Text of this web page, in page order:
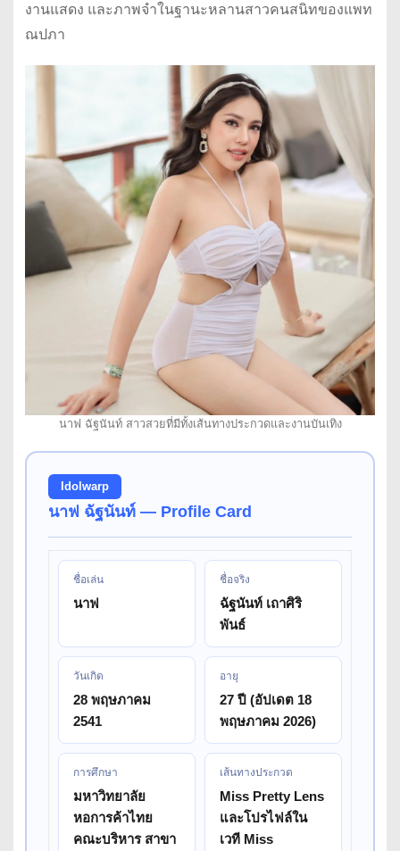
งานแสดง และภาพจำในฐานะหลานสาวคนสนิทของแพท
ณปภา
นาฟ ฉัฐนันท์ สาวสวยที่มีทั้งเส้นทางประกวดและงานบันเทิง
Idolwarp
นาฟ ฉัฐนันท์ — Profile Card
ชื่อเล่น
นาฟ
ชื่อจริง
ฉัฐนันท์ เถาศิริ
พันธ์
วันเกิด
28 พฤษภาคม
2541
อายุ
27 ปี (อัปเดต 18
พฤษภาคม 2026)
การศึกษา
มหาวิทยาลัย
หอการค้าไทย
คณะบริหาร สาขา
เส้นทางประกวด
Miss Pretty Lens
และโปรไฟล์ใน
เวที Miss